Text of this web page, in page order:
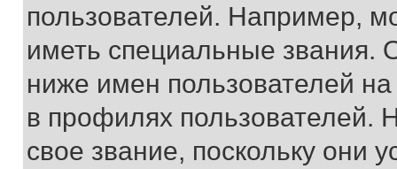
пользователей. Например,
иметь специальные звания.
ниже имен пользователей
в профилях
свое звание, поскольку они